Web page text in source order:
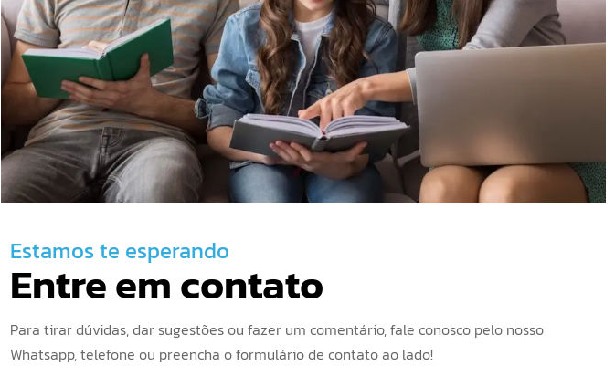
Estamos te esperando
Entre em contato
Para tirar dúvidas, dar sugestões ou fazer um comentário, fale conosco pelo nosso
Whatsapp, telefone ou preencha o formulário de contato ao lado!